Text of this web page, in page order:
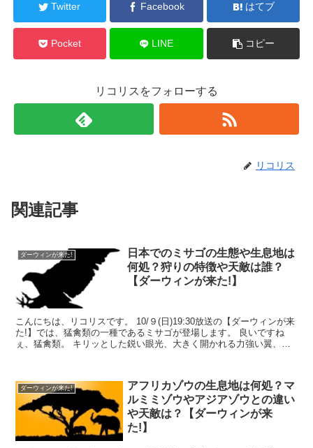
Twitter Facebook はてブ
Pocket LINE コピー
リコリスをフォローする
リコリス
関連記事
ダーウィンが来た!
日本でのミサゴの生態や生息地は
何処？狩りの特徴や天敵は誰？
【ダーウィンが来た!】
こんにちは、リコリスです。 10/９(日)19:30放送の【ダーウィンが来
た!】では、猛禽類の一種であるミサゴが登場します。 良いですね
ぇ、猛禽類。 キリッとした鋭い眼光、大きく開かれる力強い翼、獲
ダーウィンが来た!
アフリカゾウの生息地は何処？マ
ルミミゾウやアジアゾウとの違い
や天敵は？【ダーウィンが来
た!】